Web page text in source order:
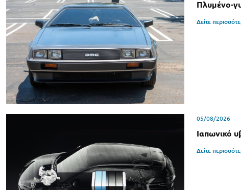
Πλυμένο-
Δείτε
05/08/2026
Ιαπωνικό
Δείτε